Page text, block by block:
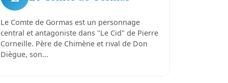
Le Comte de Gormas est un personnage
central et antagoniste dans "Le Cid" de Pierre
Corneille. Père de Chimène et rival de Don
Diègue, son...